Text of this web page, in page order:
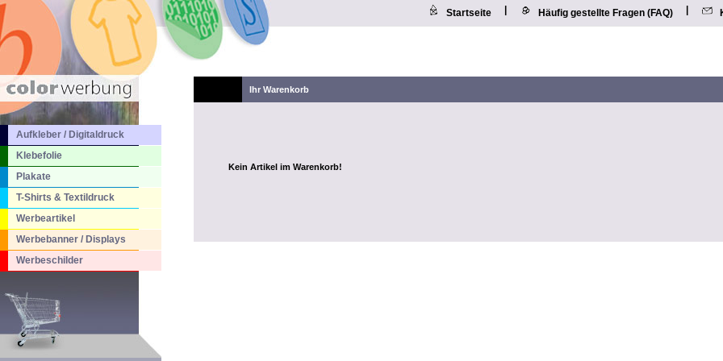
Startseite Häufig gestellte Fragen (FAQ)
Aufkleber / Digitaldruck
Klebefolie
Plakate
T-Shirts & Textildruck
Werbeartikel
Werbebanner / Displays
Werbeschilder
Ihr Warenkorb
Kein Artikel im Warenkorb!